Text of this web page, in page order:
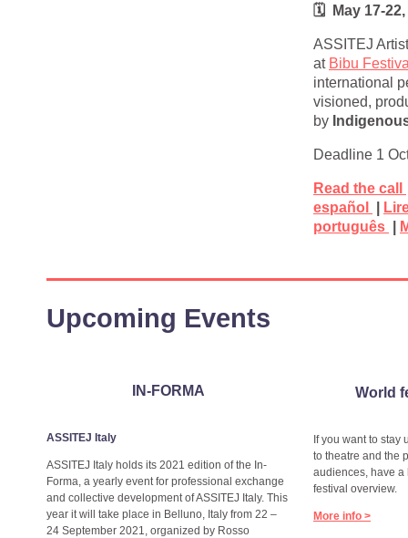
🗓 May 17-22,
ASSITEJ
at Bibu
international
visioned,
by
Deadline 1
Read the call
español
português
Upcoming Events
IN-FORMA
ASSITEJ Italy
ASSITEJ Italy holds its 2021 edition of the In-
Forma, a yearly event for professional exchange
and collective development of ASSITEJ Italy. This
year it will take place in Belluno, Italy from 22 –
24 September 2021, organized by Rosso
World
If you want to stay
to theatre and the
audiences, have a
festival overview.
More info >